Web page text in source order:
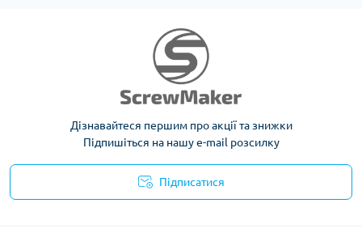
Дізнавайтеся першим про акції та знижки
Підпишіться на нашу e-mail розсилку
Підписатися